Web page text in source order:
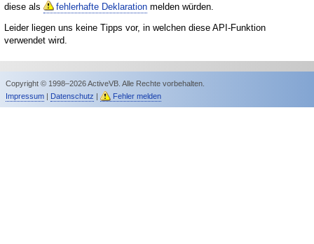
diese als
fehlerhafte Deklaration melden würden.
Leider liegen uns keine Tipps vor, in welchen diese API-Funktion
verwendet wird.
Copyright © 1998–2026 ActiveVB. Alle Rechte vorbehalten.
Impressum| Datenschutz | Fehler melden